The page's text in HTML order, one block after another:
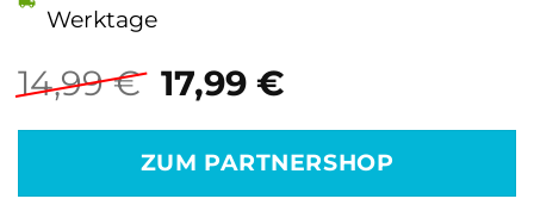
14,99€ Ursprünglicher
Preis
war:
14,99 €
17,99 €Aktueller
ist:
17,99 €.
Werktage
ZUM PARTNERSHOP